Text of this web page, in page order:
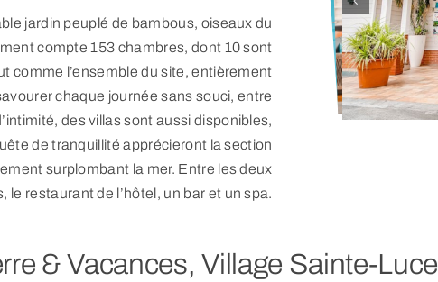
jardin peuplé de bambous, oiseaux du
compte 153 chambres, dont 10 sont
comme l’ensemble du site, entièrement
chaque journée sans souci, entre
des villas sont aussi disponibles,
de tranquillité apprécieront la section
surplombant la mer. Entre les deux
restaurant de l’hôtel, un bar et un spa.
& Vacances, Village Sainte-Luce